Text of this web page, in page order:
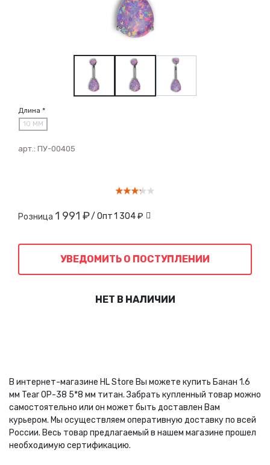
Длина *
10 ММ
арт.: ПУ-00405
Розница 1 991 ₽/ Опт1 304 ₽
УВЕДОМИТЬ О ПОСТУПЛЕНИИ
НЕТ В НАЛИЧИИ
В интернет-магазине HL Store Вы можете купить Банан 1.6
мм Tear OP-38 5*8 мм титан. Забрать купленный товар можно
самостоятельно или он может быть доставлен Вам
курьером. Мы осуществляем оперативную доставку по всей
России. Весь товар предлагаемый в нашем магазине прошел
необходимую сертификацию.